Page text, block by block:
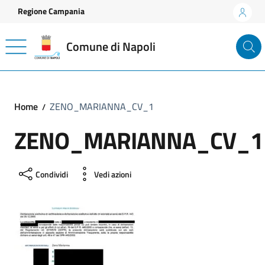
Vai ai contenuti
Vai al footer
Regione Campania
Comune di Napoli
Home ZENO_MARIANNA_CV_1
ZENO_MARIANNA_CV_1
Condividi Vedi azioni